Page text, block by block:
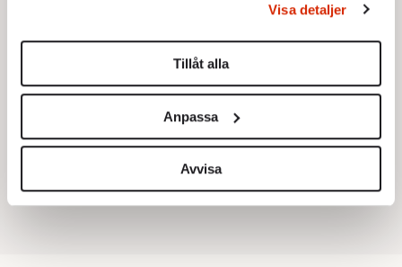
Du kan ändra eller dra tillbaka ditt samtycke när som
helst från cookie-förklaringen.
Vi använder enhetsidentifierare för att anpassa innehållet
för sociala medier och analysera vår trafik. Vi
vidarebefordrar även sådana identifierare och annan
information från din enhet till de sociala medier och
annons- och analysföretag som vi samarbetar med.
Visa detaljer
Tillåt alla
Anpassa
Avvisa